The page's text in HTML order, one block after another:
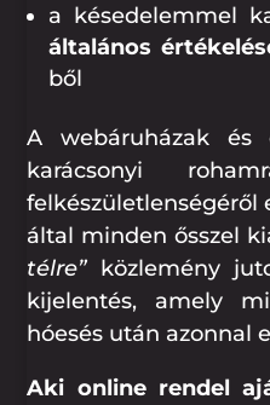
a késedelemmel
általános
ből
A webáruházak és
karácsonyi
felkészületlenségéről
által minden ősszel
télre”közlemény
kijelentés, amely
hóesés után azonnal
Aki online rendel